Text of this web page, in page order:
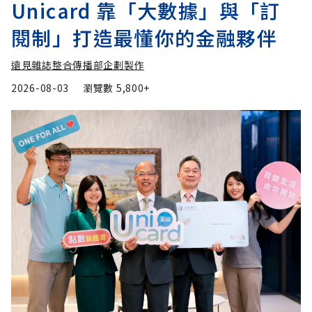
Unicard 靠「大數據」與「訂
閱制」打造最懂你的金融夥伴
遠見雜誌整合傳播部企劃製作
2026-08-03
瀏覽數 5,800+